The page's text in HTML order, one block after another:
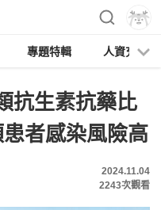
專題特輯 人資充電
抗生素抗藥比
者感染風險高
2024.11.04
2243次觀看